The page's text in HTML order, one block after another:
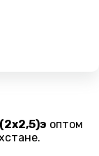
оптом